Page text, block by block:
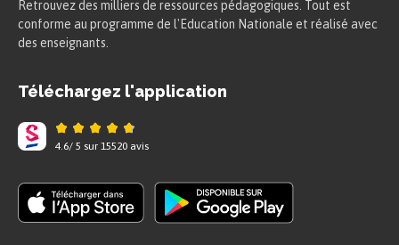
Mesure principale d’un angle
Mesure principale d’un angle :
trigonométrique.
Retrouvez des milliers de ressources pédagogiques. Tout est
conforme au programme de l'Education Nationale et réalisé avec
des enseignants.
Téléchargez l'application
4.6/ 5 sur 15520 avis